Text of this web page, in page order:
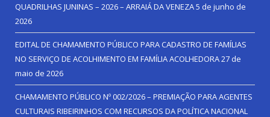
QUADRILHAS JUNINAS – 2026 – ARRAIÁ DA VENEZA5 de junho de
2026
EDITAL DE CHAMAMENTO PÚBLICO PARA CADASTRO DE FAMÍLIAS
NO SERVIÇO DE ACOLHIMENTO EM FAMÍLIA ACOLHEDORA27 de
maio de 2026
CHAMAMENTO PÚBLICO Nº 002/2026 – PREMIAÇÃO PARA AGENTES
CULTURAIS RIBEIRINHOS COM RECURSOS DA POLÍTICA NACIONAL